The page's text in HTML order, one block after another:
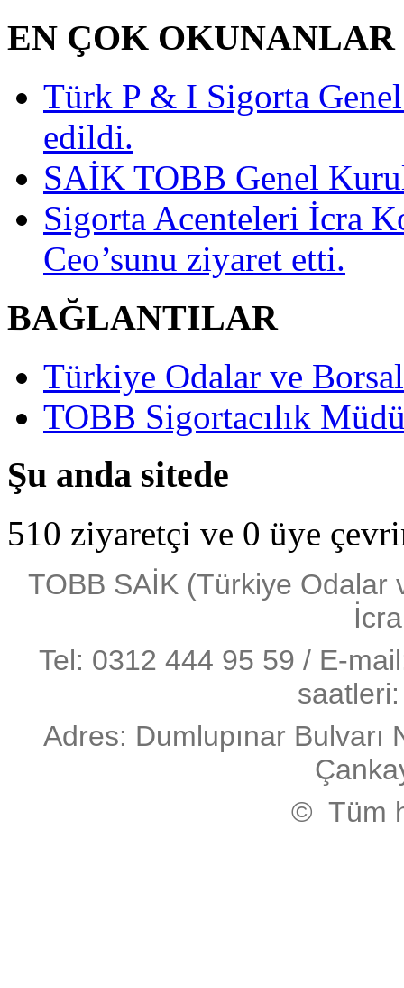
EN ÇOK OKUNANLAR
Türk P & I Sigorta
edildi.
SAİK TOBB Genel
Sigorta Acenteleri İcra
Ceo’sunu ziyaret etti.
BAĞLANTILAR
Türkiye Odalar ve
TOBB Sigortacılık
Şu anda sitede
510 ziyaretçi ve 0 üye
TOBB SAİK (Türkiye Odalar
Tel: 0312 444 95 59 / E-
Adres: Dumlupınar
© Tüm